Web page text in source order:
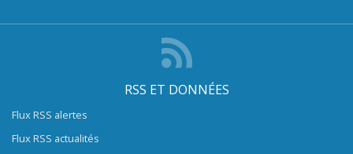
RSS ET DONNÉES
Flux RSS alertes
Flux RSS actualités